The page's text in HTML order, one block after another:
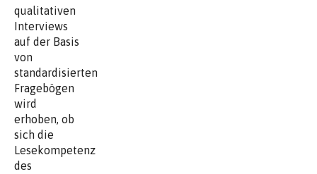
qualitativen
Interviews
auf der Basis
von
standardisierten
Fragebögen
wird
erhoben, ob
sich die
Lesekompetenz
des